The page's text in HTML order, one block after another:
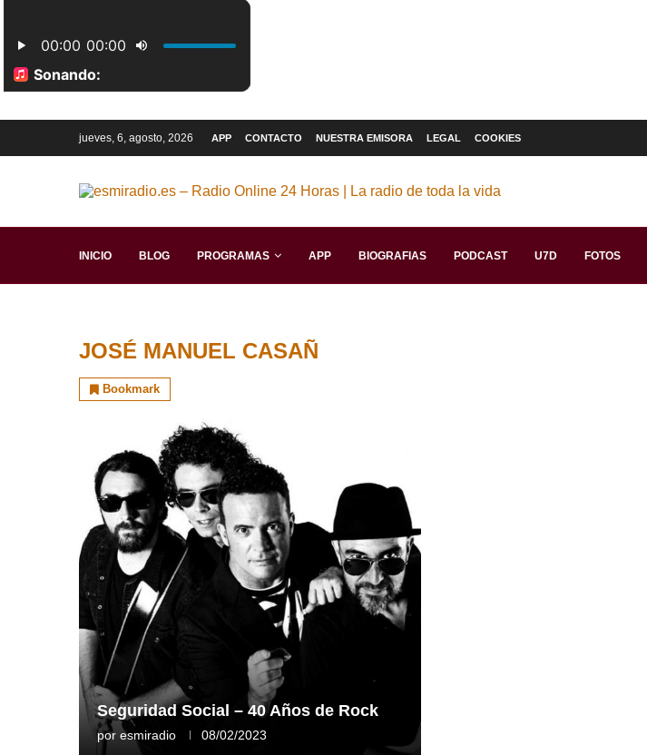
jueves, 6, agosto, 2026 APP CONTACTO NUESTRA EMISORA LEGAL COOKIES
INICIO BLOG PROGRAMAS APP BIOGRAFIAS PODCAST U7D FOTOS
JOSÉ MANUEL CASAÑ
Bookmark
Seguridad Social – 40 Años de Rock
por esmiradio 08/02/2023